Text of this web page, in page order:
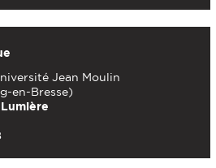
Jean Moulin
en-Bresse)